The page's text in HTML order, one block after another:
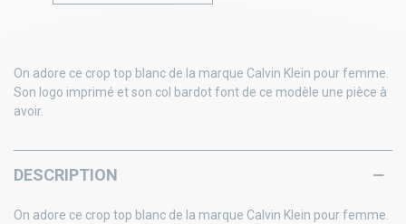
On adore ce crop top blanc de la marque Calvin Klein pour femme.
Son logo imprimé et son col bardot font de ce modèle une pièce à
avoir.
DESCRIPTION
On adore ce crop top blanc de la marque Calvin Klein pour femme.